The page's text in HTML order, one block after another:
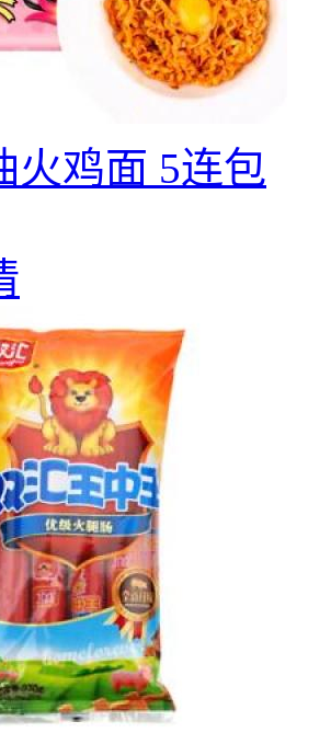
火鸡面 5连包